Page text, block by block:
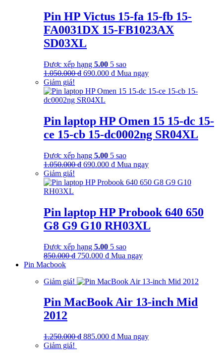
Pin HP Victus 15-fa 15-fb 15-
FA0031DX 15-FB1023AX
SD03XL
Được xếp hạng 5.00 5 sao
1.050.000₫ Giá
là:
1.050.000 ₫.
690.000 ₫Giá
tại
Mua ngay
Giảm giá!
Pin laptop HP Omen 15 15-dc 15-
ce 15-cb 15-dc0002ng SR04XL
Được xếp hạng 5.00 5 sao
1.050.000₫ Giá
là:
690.000 ₫Giá
tại
Mua ngay
Giảm giá!
Pin laptop HP Probook 640 650
G8 G9 G10 RH03XL
Được xếp hạng 5.00 5 sao
850.000₫ Giá
850.000 ₫.
750.000 ₫Giá
là:
Mua ngay
Pin Macbook
Giảm giá!
Pin MacBook Air 13-inch Mid
2012
1.250.000₫ Giá
885.000 ₫Giá
Mua ngay
Giảm giá!